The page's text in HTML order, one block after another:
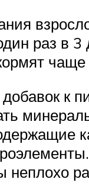
раз в 3
чаще
добавок к
неплохо